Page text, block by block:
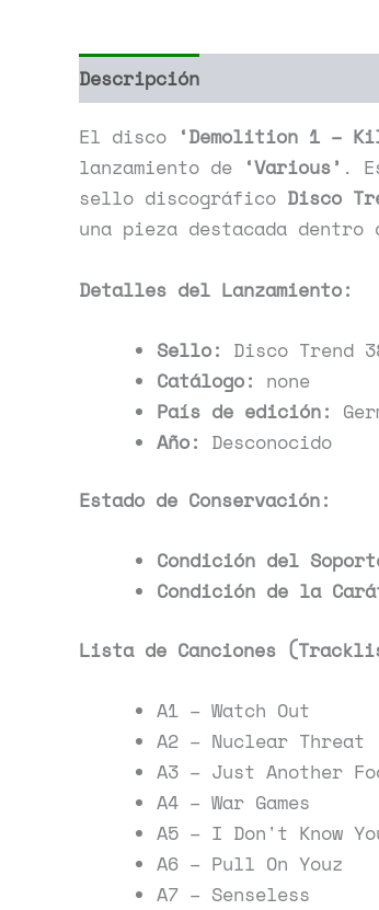
Descripción
El disco ‘Demolition 1 –
lanzamiento de ‘Various’ .
sello discográfico Disco
una pieza destacada dentro
Detalles del Lanzamiento:
Sello: Disco Trend
Catálogo: none
País de edición:
Año: Desconocido
Estado de Conservación:
Condición del
Condición de la
Lista de Canciones
A1 – Watch Out
A2 – Nuclear Threat
A3 – Just Another
A4 – War Games
A5 – I Don't Know
A6 – Pull On Youz
A7 – Senseless